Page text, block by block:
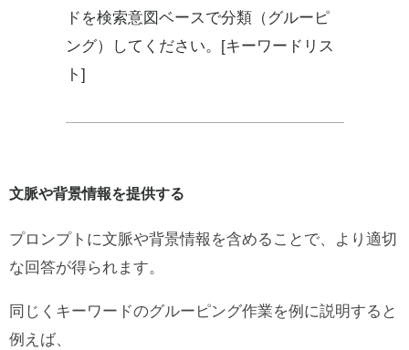
ドを検索意図ベースで分類（グルーピ
ング）してください。[キーワードリス
ト]
文脈や背景情報を提供する
プロンプトに文脈や背景情報を含めることで、より適切
な回答が得られます。
同じくキーワードのグルーピング作業を例に説明すると
例えば、